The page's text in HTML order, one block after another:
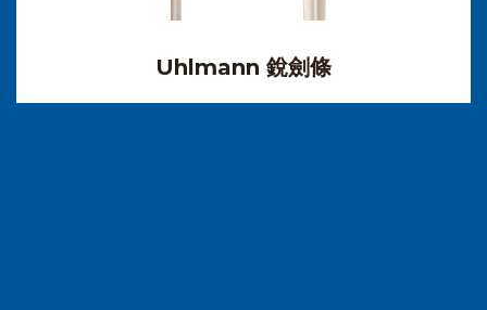
Uhlmann 銳劍條